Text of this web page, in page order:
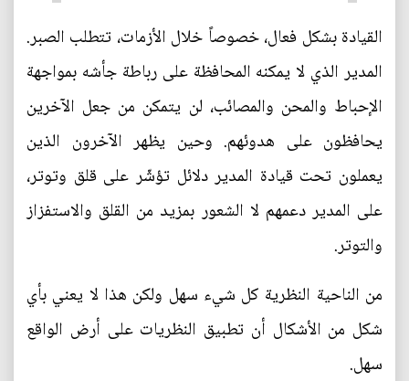
القيادة بشكل فعال، خصوصاً خلال الأزمات، تتطلب الصبر.
المدير الذي لا يمكنه المحافظة على رباطة جأشه بمواجهة
الإحباط والمحن والمصائب، لن يتمكن من جعل الآخرين
يحافظون على هدوئهم. وحين يظهر الآخرون الذين
يعملون تحت قيادة المدير دلائل تؤشّر على قلق وتوتر،
على المدير دعمهم لا الشعور بمزيد من القلق والاستفزاز
والتوتر.
من الناحية النظرية كل شيء سهل ولكن هذا لا يعني بأي
شكل من الأشكال أن تطبيق النظريات على أرض الواقع
سهل.